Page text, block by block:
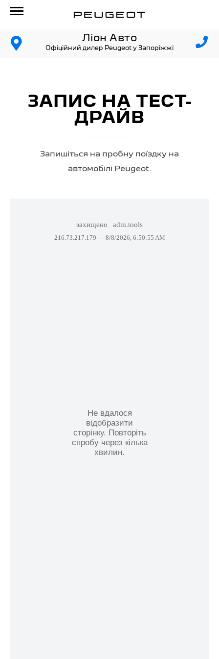
Ліон Авто
Офіційний дилер Peugeot у Запоріжжі
ЗАПИС НА ТЕСТ-
ДРАЙВ
Запишіться на пробну поїздку на
автомобілі Peugeot.